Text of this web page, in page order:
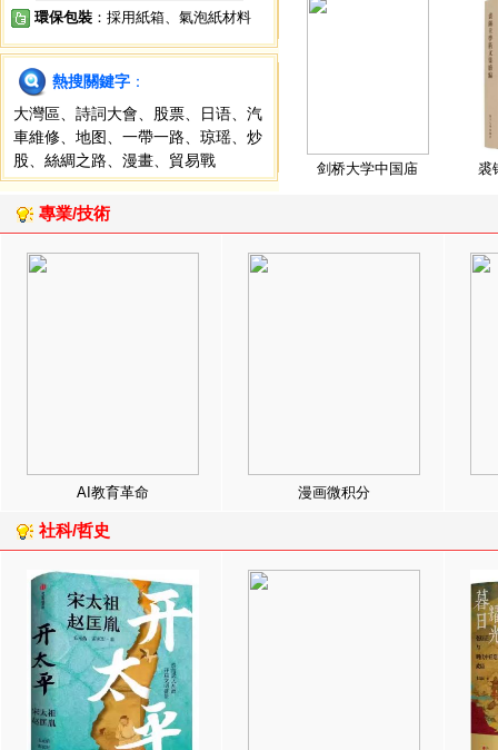
環保包裝 ：採用紙箱、氣泡紙材料
熱搜關鍵字 ：
大灣區
詩詞大會 股票 日语
汽
車維修
地图 一帶一路 琼瑶
炒
股
絲綢之路 漫畫 貿易戰 剑桥大学中国庙 裘
專業/技術
AI教育革命 漫画微积分
社科/哲史